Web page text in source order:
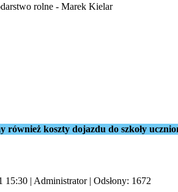
rolne - Marek Kielar
koszty dojazdu do szkoły
15:30 | Administrator| Odsłony: 1672